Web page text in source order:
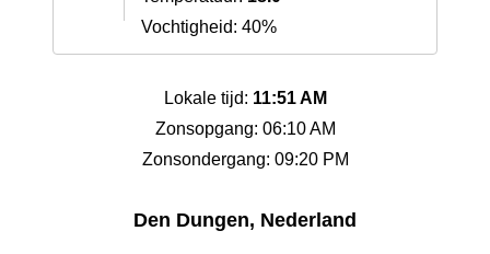
Vochtigheid: 40%
Lokale tijd: 11:51 AM
Zonsopgang: 06:10 AM
Zonsondergang: 09:20 PM
Den Dungen, Nederland